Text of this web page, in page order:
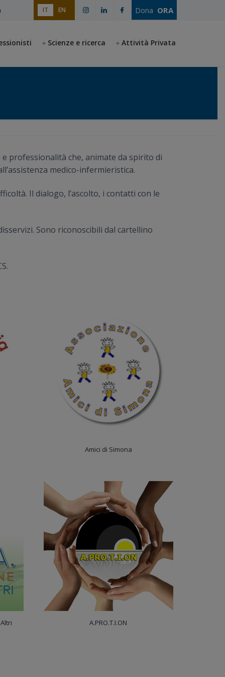
IT EN Dona ORA
Scienze e ricerca Attività Privata
professionalità che, animate da spirito di
medico-infermieristica.
Il dialogo, l’ascolto, i contatti con le
Sono riconoscibili dal cartellino
Amici di Simona
A.PRO.T.I.ON